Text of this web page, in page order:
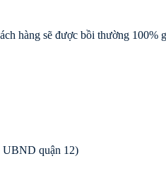
hàng sẽ được bồi thường 100%
UBND quận 12)